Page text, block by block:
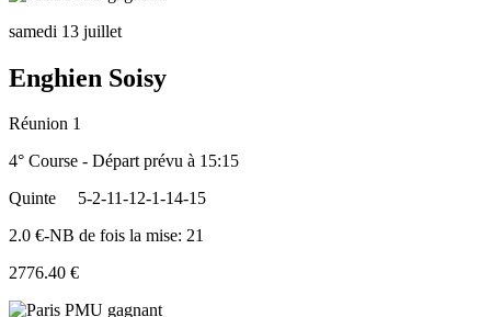
samedi 13 juillet
Enghien Soisy
Réunion 1
4° Course - Départ prévu à 15:15
Quinte
5-2-11-12-1-14-15
2.0 €-NB de fois la mise: 21
2776.40 €